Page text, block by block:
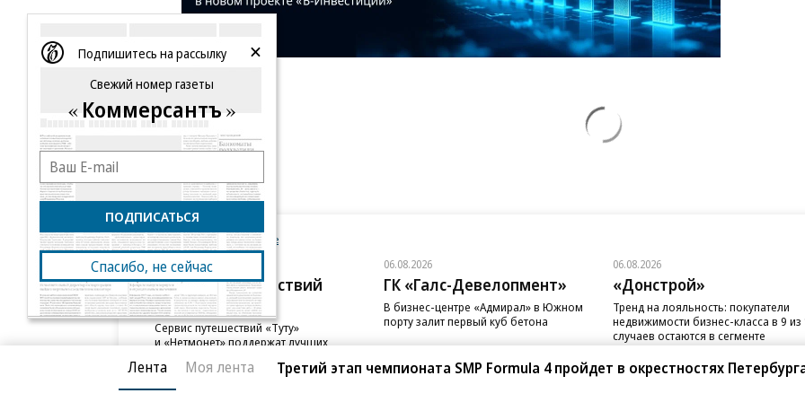
Новости компаний Все
07.08.2026
«Сервис путешествий
Туту»
Сервис путешествий «Туту»
и «Нетмонет» поддержат лучших
06.08.2026
ГК «Галс-Девелопмент»
В бизнес-центре «Адмирал» в Южном
порту залит первый куб бетона
06.08.2026
«Донстрой»
Тренд на лояльность: покупатели
недвижимости бизнес-класса в 9 из
случаев остаются в сегменте
Лента Моя лента Третий этап чемпионата SMP Formula 4 пройдет в окрестностях
Подпишитесь на рассылку
Свежий номер газеты
Коммерсантъ
ПОДПИСАТЬСЯ
Спасибо, не сейчас